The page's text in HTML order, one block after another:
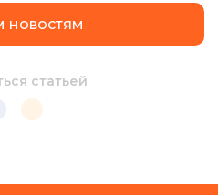
новостям
статьей